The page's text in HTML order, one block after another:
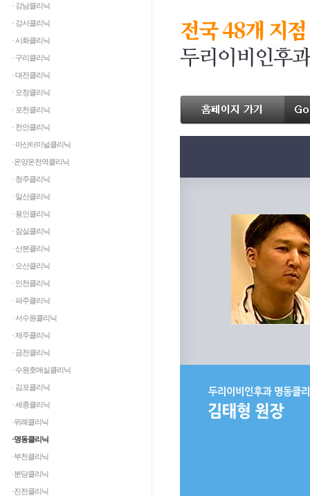
· 강남클리닉
· 강서클리닉
· 시화클리닉
· 구리클리닉
· 대전클리닉
· 오창클리닉
· 포천클리닉
· 천안클리닉
· 아산터미널클리닉
·온양온천역클리닉
· 청주클리닉
· 일산클리닉
· 용인클리닉
· 잠실클리닉
· 산본클리닉
· 오산클리닉
· 인천클리닉
· 파주클리닉
· 서수원클리닉
· 제주클리닉
· 금천클리닉
· 수원호매실클리닉
· 김포클리닉
· 세종클리닉
·위례클리닉
·명동클리닉
·부천클리닉
·분당클리닉
·진천클리닉
전국 48개 지점